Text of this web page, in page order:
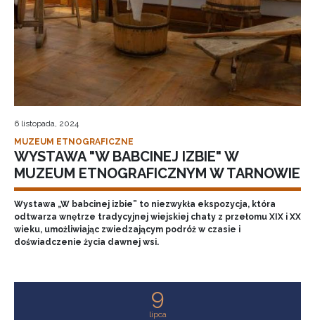
6 listopada, 2024
MUZEUM ETNOGRAFICZNE
WYSTAWA "W BABCINEJ IZBIE" W
MUZEUM ETNOGRAFICZNYM W TARNOWIE
Wystawa „W babcinej izbie” to niezwykła ekspozycja, która
odtwarza wnętrze tradycyjnej wiejskiej chaty z przełomu XIX i XX
wieku, umożliwiając zwiedzającym podróż w czasie i
doświadczenie życia dawnej wsi.
9
lipca